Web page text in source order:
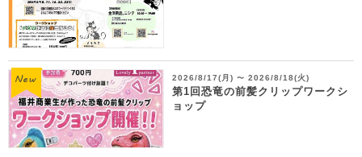
2026/8/17(月) 〜 2026/8/18(火)
第1回恐竜の前髪クリップワークシ
ョップ